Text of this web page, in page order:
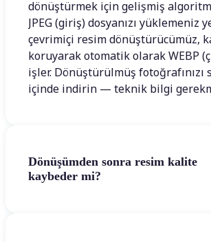
dönüştürmek için gelişmiş
JPEG (giriş) dosyanızı yüklemeniz
çevrimiçi resim dönüştürücümüz,
koruyarak otomatik olarak WEBP
işler. Dönüştürülmüş fotoğrafınızı
içinde indirin — teknik bilgi
Dönüşümden sonra resim kalite
kaybeder mi?